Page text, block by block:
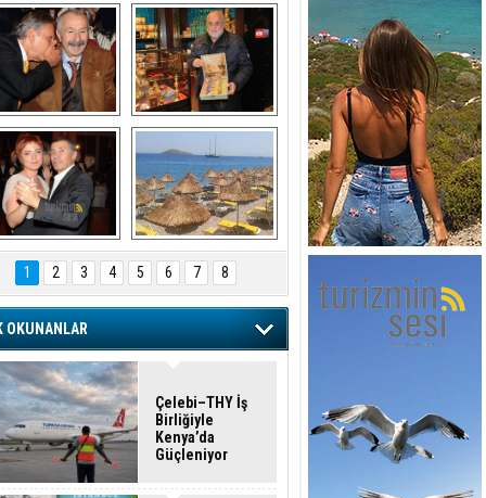
ULUSOY ve
BAĞLIKAYA
Avni Ongurlar ile
DEDEMAN
TATİL
1
2 3 4 5 6 7 8
OKUNANLAR
Çelebi–THY İş
Birliğiyle
Kenya’da
Güçleniyor